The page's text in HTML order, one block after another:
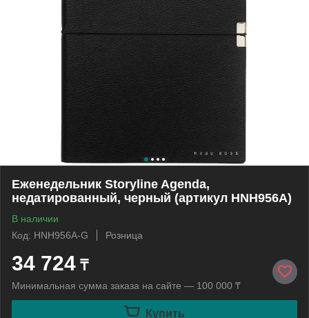
Еженедельник Storyline Agenda,
недатированный, черный (артикул HNH956A)
В наличии
Код: HNH956A-G
Розница
34 724 ₸
Минимальная сумма заказа на сайте — 100 000 ₸
Купить